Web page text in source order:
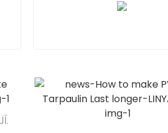
آلة تصفيح التقويم المحلية بعرض 7.2 متر.